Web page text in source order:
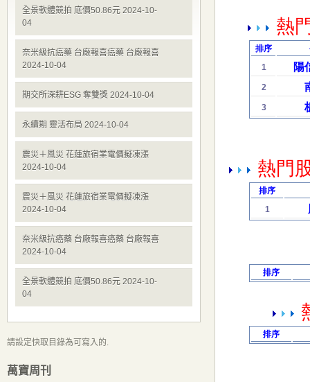
全景軟體競拍 底價50.86元 2024-10-
04
奈米級抗癌藥 台廠報喜癌藥 台廠報喜
2024-10-04
期交所深耕ESG 奪雙獎 2024-10-04
永續期 靈活布局 2024-10-04
震災＋風災 花蓮旅宿業電價擬凍漲
2024-10-04
震災＋風災 花蓮旅宿業電價擬凍漲
2024-10-04
奈米級抗癌藥 台廠報喜癌藥 台廠報喜
2024-10-04
全景軟體競拍 底價50.86元 2024-10-
04
請設定快取目錄為可寫入的.
萬寶周刊